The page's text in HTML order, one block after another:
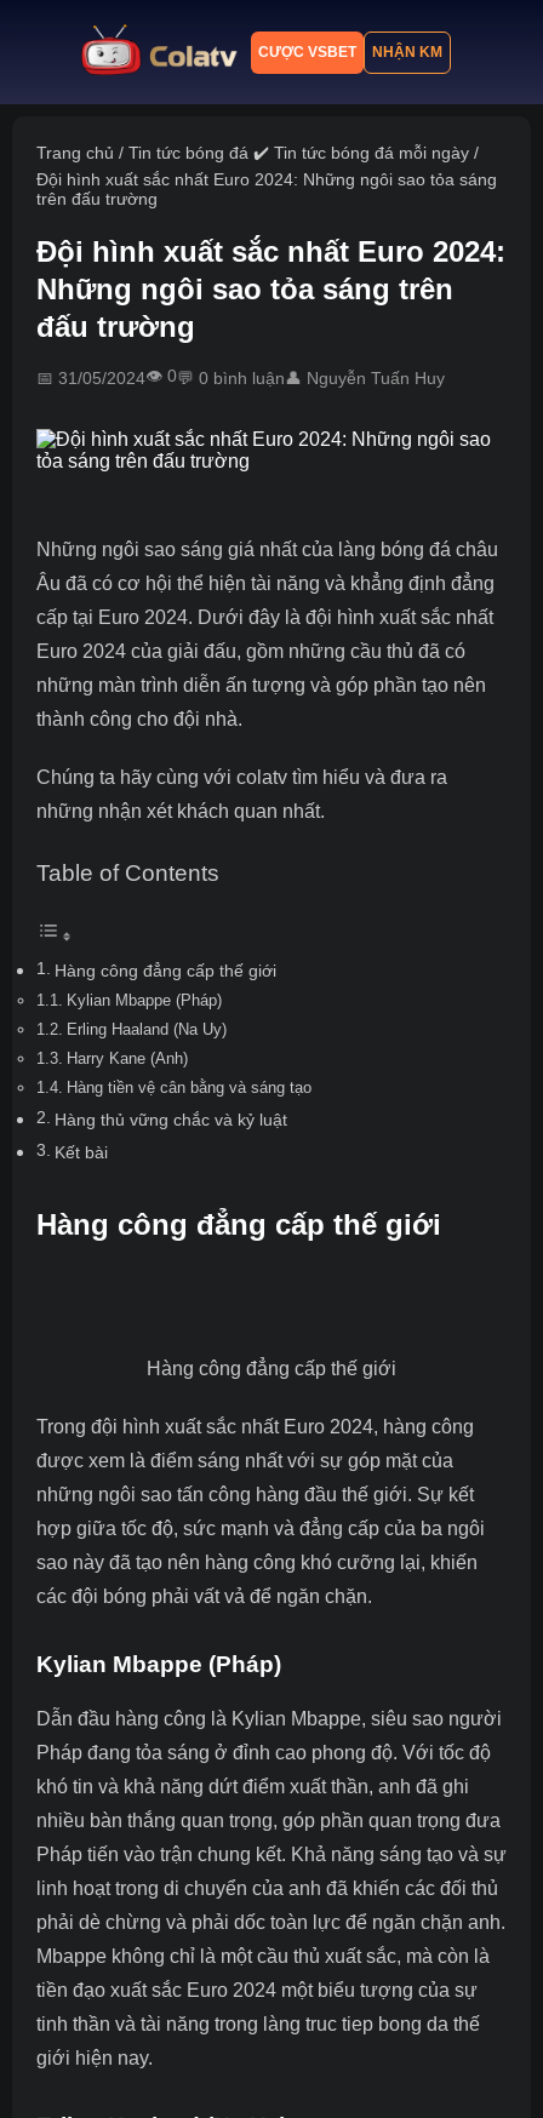
CƯỢC VSBET NHẬN KM
Trang chủ
Lịch thi đấu
Bảng xếp hạng
Kết quả
Nhận định
Tin tức
Trang chủ / Tin tức bóng đá ✔️ Tin tức bóng đá mỗi ngày /
Đội hình xuất sắc nhất Euro 2024: Những ngôi sao tỏa sáng
trên đấu trường
Đội hình xuất sắc nhất Euro 2024:
Những ngôi sao tỏa sáng trên
đấu trường
📅 31/05/2024👁️ 0💬 0 bình luận👤 Nguyễn Tuấn Huy
Những ngôi sao sáng giá nhất của làng bóng đá châu
Âu đã có cơ hội thể hiện tài năng và khẳng định đẳng
cấp tại Euro 2024. Dưới đây là đội hình xuất sắc nhất
Euro 2024 của giải đấu, gồm những cầu thủ đã có
những màn trình diễn ấn tượng và góp phần tạo nên
thành công cho đội nhà.
Chúng ta hãy cùng với colatv tìm hiểu và đưa ra
những nhận xét khách quan nhất.
Table of Contents
Hàng công đẳng cấp thế giới
Kylian Mbappe (Pháp)
Erling Haaland (Na Uy)
Harry Kane (Anh)
Hàng tiền vệ cân bằng và sáng tạo
Hàng thủ vững chắc và kỷ luật
Kết bài
Hàng công đẳng cấp thế giới
Hàng công đẳng cấp thế giới
Trong đội hình xuất sắc nhất Euro 2024, hàng công
được xem là điểm sáng nhất với sự góp mặt của
những ngôi sao tấn công hàng đầu thế giới. Sự kết
hợp giữa tốc độ, sức mạnh và đẳng cấp của ba ngôi
sao này đã tạo nên hàng công khó cưỡng lại, khiến
các đội bóng phải vất vả để ngăn chặn.
Kylian Mbappe (Pháp)
Dẫn đầu hàng công là Kylian Mbappe, siêu sao người
Pháp đang tỏa sáng ở đỉnh cao phong độ. Với tốc độ
khó tin và khả năng dứt điểm xuất thần, anh đã ghi
nhiều bàn thắng quan trọng, góp phần quan trọng đưa
Pháp tiến vào trận chung kết. Khả năng sáng tạo và sự
linh hoạt trong di chuyển của anh đã khiến các đối thủ
phải dè chừng và phải dốc toàn lực để ngăn chặn anh.
Mbappe không chỉ là một cầu thủ xuất sắc, mà còn là
tiền đạo xuất sắc Euro 2024 một biểu tượng của sự
tinh thần và tài năng trong làng truc tiep bong da thế
giới hiện nay.